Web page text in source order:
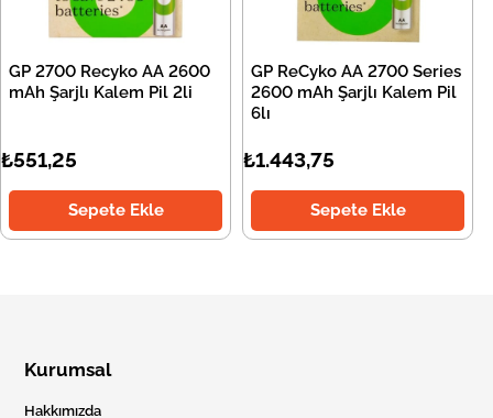
GP 2700 Recyko AA 2600
mAh Şarjlı Kalem Pil 2li
₺551,25
Sepete Ekle
GP ReCyko AA 2700 Series
2600 mAh Şarjlı Kalem Pil
6lı
₺1.443,75
Sepete Ekle
Kurumsal
Hakkımızda